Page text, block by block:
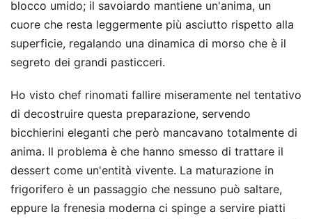
blocco umido; il savoiardo mantiene un'anima, un
cuore che resta leggermente più asciutto rispetto alla
superficie, regalando una dinamica di morso che è il
segreto dei grandi pasticceri.
Ho visto chef rinomati fallire miseramente nel tentativo
di decostruire questa preparazione, servendo
bicchierini eleganti che però mancavano totalmente di
anima. Il problema è che hanno smesso di trattare il
dessert come un'entità vivente. La maturazione in
frigorifero è un passaggio che nessuno può saltare,
eppure la frenesia moderna ci spinge a servire piatti